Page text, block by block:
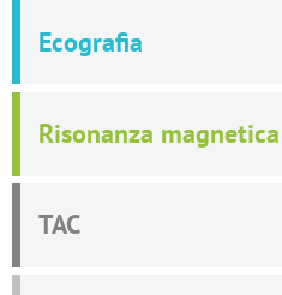
Ecografia
Risonanza magnetica
TAC